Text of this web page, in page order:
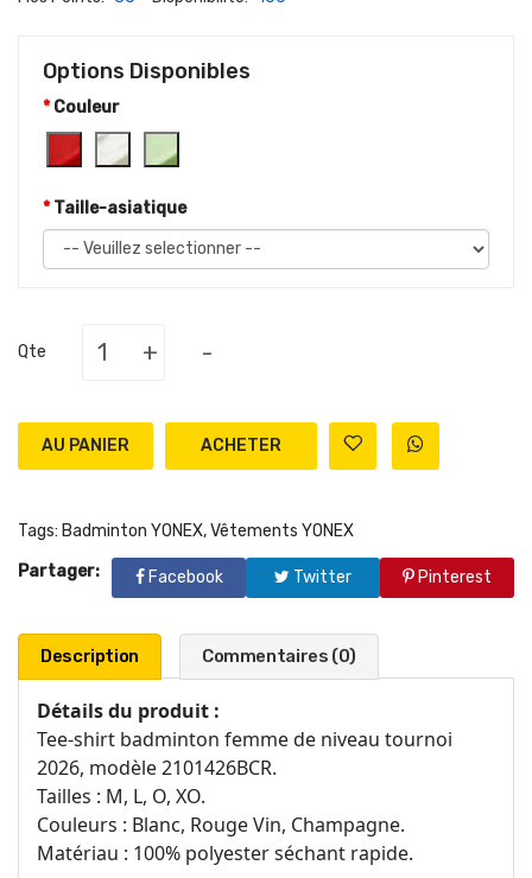
Options Disponibles
Couleur
Taille-asiatique
Qte + -
AU PANIER
Tags: Badminton YONEX,Vêtements YONEX
Partager:
Facebook Twitter Pinterest
Description Commentaires (0)
Détails du produit :
Tee-shirt badminton femme de niveau tournoi
2026, modèle 2101426BCR.
Tailles : M, L, O, XO.
Couleurs : Blanc, Rouge Vin, Champagne.
Matériau : 100% polyester séchant rapide.